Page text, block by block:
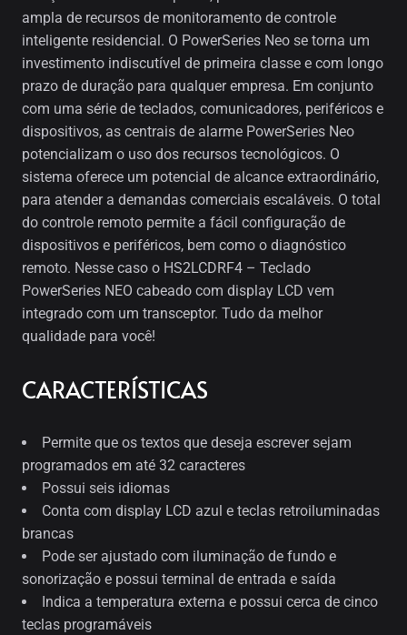
ampla de recursos de monitoramento de controle
inteligente residencial. O PowerSeries Neo se torna um
investimento indiscutível de primeira classe e com longo
prazo de duração para qualquer empresa. Em conjunto
com uma série de teclados, comunicadores, periféricos e
dispositivos, as centrais de alarme PowerSeries Neo
potencializam o uso dos recursos tecnológicos. O
sistema oferece um potencial de alcance extraordinário,
para atender a demandas comerciais escaláveis. O total
do controle remoto permite a fácil configuração de
dispositivos e periféricos, bem como o diagnóstico
remoto. Nesse caso o HS2LCDRF4 – Teclado
PowerSeries NEO cabeado com display LCD vem
integrado com um transceptor. Tudo da melhor
qualidade para você!
CARACTERÍSTICAS
Permite que os textos que deseja escrever sejam
programados em até 32 caracteres
Possui seis idiomas
Conta com display LCD azul e teclas retroiluminadas
brancas
Pode ser ajustado com iluminação de fundo e
sonorização e possui terminal de entrada e saída
Indica a temperatura externa e possui cerca de cinco
teclas programáveis